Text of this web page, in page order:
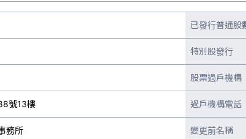
已發行普通股
特別股發行
股票過戶機構
號13樓 過戶機構電話
務所 變更前名稱